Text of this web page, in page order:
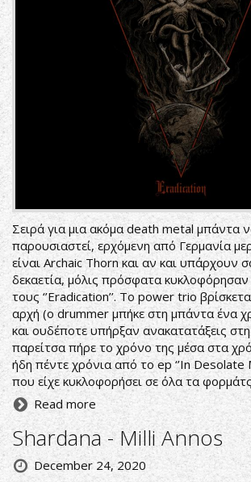
Σειρά για μια ακόμα death metal μπάντα
παρουσιαστεί, ερχόμενη από Γερμανία
είναι Archaic Thorn και αν και υπάρχουν
δεκαετία, μόλις πρόσφατα
τους ‘’Eradication’’. To power trio
αρχή (o drummer μπήκε στη μπάντα ένα
και ουδέποτε υπήρξαν ανακατατάξεις
παρείτσα πήρε το χρόνο της μέσα στα
ήδη πέντε χρόνια από το ep ‘’In Desolate
που είχε κυκλοφορήσει σε όλα τα
Read more
Shardana - Milli Annos
December 24, 2020